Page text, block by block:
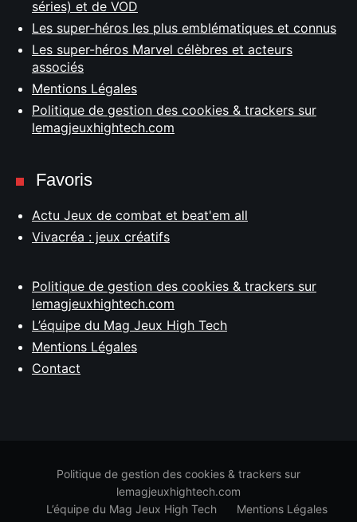
séries) et de VOD
Les super-héros les plus emblématiques et connus
Les super-héros Marvel célèbres et acteurs
associés
Mentions Légales
Politique de gestion des cookies & trackers sur
lemagjeuxhightech.com
Favoris
Actu Jeux de combat et beat'em all
Vivacréa : jeux créatifs
Politique de gestion des cookies & trackers sur
lemagjeuxhightech.com
L’équipe du Mag Jeux High Tech
Mentions Légales
Contact
Politique de gestion des cookies & trackers sur
lemagjeuxhightech.com
L’équipe du Mag Jeux High Tech
Mentions Légales